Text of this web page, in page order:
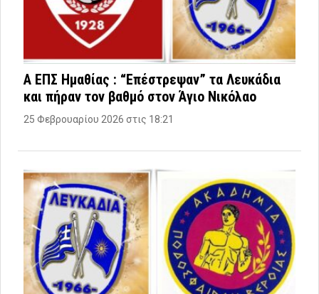
Α ΕΠΣ Ημαθίας : “Επέστρεψαν” τα Λευκάδια
και πήραν τον βαθμό στον Άγιο Νικόλαο
25 Φεβρουαρίου 2026 στις 18:21